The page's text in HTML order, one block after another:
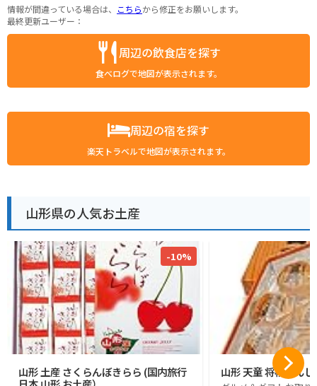
情報が間違っている場合は、 こちらから修正をお願いします。
最終更新ユーザー：
周辺の飲食店を探す
食べログで地図が表示されます。
周辺の宿を探す
楽天トラベルで地図が表示されます。
山形県の人気お土産
-10%
山形 土産 さくらんぼきらら (国内旅行
山形 天童 将棋まん